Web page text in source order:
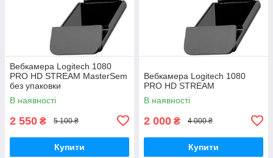
Вебкамера Logitech 1080
PRO HD STREAM MasterSem
без упаковки
В наявності
2 550 ₴ 5 100 ₴
Купити
Вебкамера Logitech 1080
PRO HD STREAM
В наявності
2 000 ₴ 4 000 ₴
Купити